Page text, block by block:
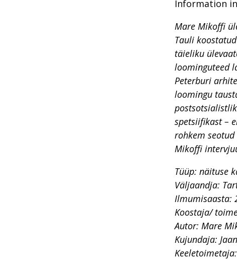
Information
Mare Mikoffi
Tauli
täieliku
loominguteed
Peterburi
loomingu
spetsiifikast –
rohkem
Mikoffi
Tüüp: näituse
Väljaandja:
Ilmumisaasta:
Koostaja/
Autor: Mare
Kujundaja: